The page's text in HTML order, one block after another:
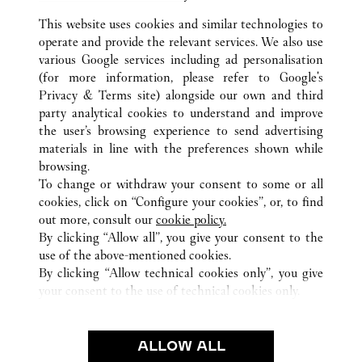
ВСЕ ТОЧКИ ПРОДАЖ CARTIER
СОЕДИНЕННЫЕ ШТАТЫ
NY
MANHASSET 2100 NORTHERN BLVD
CUSTOMER CARE
CONTACT US
OUR COMPANY
CAREERS
FIND A BOUTIQUE
This website uses cookies and similar technologies to
operate and provide the relevant services. We also use
various Google services including ad personalisation
(for more information, please refer to Google's
Privacy & Terms site) alongside our own and third
party analytical cookies to understand and improve
the user’s browsing experience to send advertising
materials in line with the preferences shown while
browsing.
To change or withdraw your consent to some or all
cookies, click on “Configure your cookies”, or, to find
out more, consult our cookie policy.
By clicking “Allow all”, you give your consent to the
use of the above-mentioned cookies.
By clicking “Allow technical cookies only”, you give
your consent to the use of technical cookies only.
ALLOW ALL